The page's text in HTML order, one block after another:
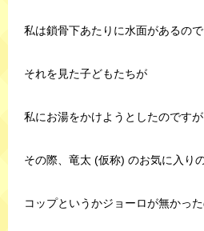
私は鎖骨下あたりに水面があるので
それを見た子どもたちが
私にお湯をかけようとしたのですが
その際、竜太 (仮称) のお気に入り
コップというかジョーロが無かった